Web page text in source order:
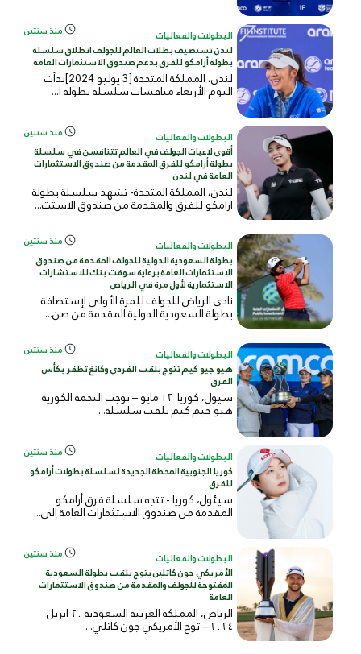
البطولات والفعاليات منذ سنتين
لندن تستضيف بطلات العالم للجولف انطلاق سلسلة
بطولة أرامكو للفرق بدعم صندوق الاستثمارات العامه
لندن، المملكة المتحدة [3 يوليو 2024]بدأت
اليوم الأربعاء منافسات سلسلة بطولة ا...
البطولات والفعاليات منذ سنتين
أقوى لاعبات الجولف في العالم تتنافسن في سلسلة
بطولة أرامكو للفرق المقدمة من صندوق الاستثمارات
العامة في لندن
لندن، المملكة المتحدة- تشهد سلسلة بطولة
ارامكو للفرق والمقدمة من صندوق الاستث...
البطولات والفعاليات منذ سنتين
بطولة السعودية الدولية للجولف المقدمة من صندوق
الاستثمارات العامة برعاية سوفت بنك للاستشارات
الاستثمارية لأول مرة في الرياض
نادي الرياض للجولف للمرة الأولى لإستضافة
بطولة السعودية الدولية المقدمة من صن...
البطولات والفعاليات منذ سنتين
هيو جيو كيم تتوج بلقب الفردي وكانغ تظفر بكأس
الفرق
سيول، كوريا ١٢ مايو – توجت النجمة الكورية
هيو جيم كيم بلقب سلسلة...
البطولات والفعاليات منذ سنتين
كوريا الجنوبية المحطة الجديدة لسلسلة بطولات أرامكو
للفرق
سيئول، كوريا - تتجه سلسلة فرق أرامكو
المقدمة من صندوق الاستثمارات العامة إلى...
البطولات والفعاليات منذ سنتين
الأمريكي جون كاتلين يتوج بلقب بطولة السعودية
المفتوحة للجولف والمقدمة من صندوق الاستثمارات
العامة
الرياض، المملكة العربية السعودية ٢٠ ابريل
٢٠٢٤ – توج الأمريكي جون كاتلي...